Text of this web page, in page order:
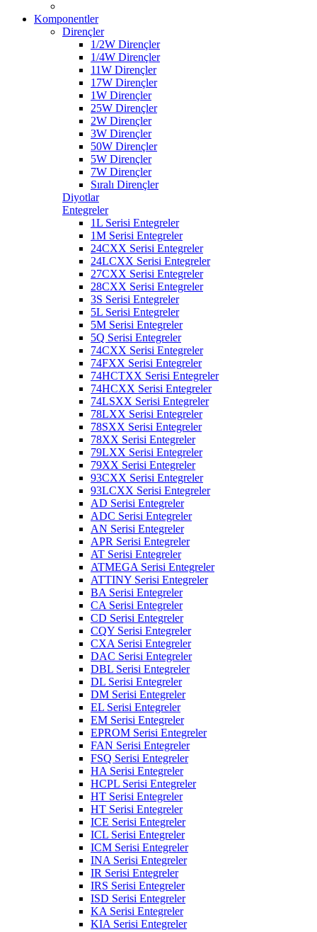
Komponentler
Dirençler
1/2W Dirençler
1/4W Dirençler
11W Dirençler
17W Dirençler
1W Dirençler
25W Dirençler
2W Dirençler
3W Dirençler
50W Dirençler
5W Dirençler
7W Dirençler
Sıralı Dirençler
Diyotlar
Entegreler
1L Serisi Entegreler
1M Serisi Entegreler
24CXX Serisi Entegreler
24LCXX Serisi Entegreler
27CXX Serisi Entegreler
28CXX Serisi Entegreler
3S Serisi Entegreler
5L Serisi Entegreler
5M Serisi Entegreler
5Q Serisi Entegreler
74CXX Serisi Entegreler
74FXX Serisi Entegreler
74HCTXX Serisi Entegreler
74HCXX Serisi Entegreler
74LSXX Serisi Entegreler
78LXX Serisi Entegreler
78SXX Serisi Entegreler
78XX Serisi Entegreler
79LXX Serisi Entegreler
79XX Serisi Entegreler
93CXX Serisi Entegreler
93LCXX Serisi Entegreler
AD Serisi Entegreler
ADC Serisi Entegreler
AN Serisi Entegreler
APR Serisi Entegreler
AT Serisi Entegreler
ATMEGA Serisi Entegreler
ATTINY Serisi Entegreler
BA Serisi Entegreler
CA Serisi Entegreler
CD Serisi Entegreler
CQY Serisi Entegreler
CXA Serisi Entegreler
DAC Serisi Entegreler
DBL Serisi Entegreler
DL Serisi Entegreler
DM Serisi Entegreler
EL Serisi Entegreler
EM Serisi Entegreler
EPROM Serisi Entegreler
FAN Serisi Entegreler
FSQ Serisi Entegreler
HA Serisi Entegreler
HCPL Serisi Entegreler
HT Serisi Entegreler
HT Serisi Entegreler
ICE Serisi Entegreler
ICL Serisi Entegreler
ICM Serisi Entegreler
INA Serisi Entegreler
IR Serisi Entegreler
IRS Serisi Entegreler
ISD Serisi Entegreler
KA Serisi Entegreler
KIA Serisi Entegreler